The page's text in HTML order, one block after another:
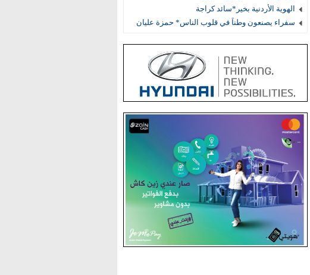
الهوية الأردنية بخير*سائد كراجة
سفراء يصنعون وطناً في قلوب الناس* حمزة عليان